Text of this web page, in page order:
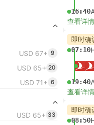
USD 67+ 9
USD 65+ 20
USD 71+ 6
USD 65+ 33
16:40
查看详情
即时确
07:10
19:40
查看详情
即时确
08:50